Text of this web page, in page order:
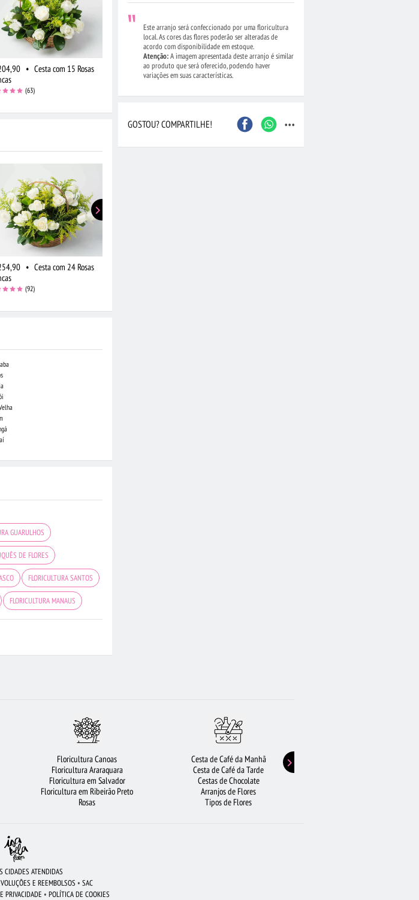
• Cesta com 15 Rosas
(63)
• Cesta com 24 Rosas
(92)
GUARULHOS
DE FLORES
FLORICULTURA SANTOS
FLORICULTURA MANAUS
DE 12 ROSAS VERMELHAS
RJ
ROSAS AMARELAS
Este arranjo será confeccionado por uma floricultura
local. As cores das flores poderão ser alteradas de
acordo com disponibilidade em estoque.
Atenção:A imagem apresentada deste arranjo é similar
ao produto que será oferecido, podendo haver
variações em suas características.
GOSTOU? COMPARTILHE! ...
Floricultura Canoas
Floricultura Araraquara
Floricultura em Salvador
Floricultura em Ribeirão Preto
Rosas
Cesta de Café da Manhã
Cesta de Café da Tarde
Cestas de Chocolate
Arranjos de Flores
Tipos de Flores
CIDADES ATENDIDAS
E REEMBOLSOS • SAC
PRIVACIDADE • POLÍTICA DE COOKIES